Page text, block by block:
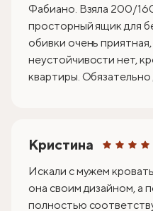
Фабиано. Взяла 200/
просторный ящик для
обивки очень
неустойчивости нет,
квартиры.
Кристина
Искали с мужем
она своим дизайном, а
полностью